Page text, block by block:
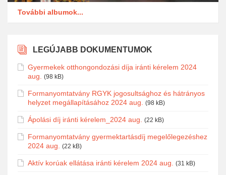
További albumok...
LEGÚJABB DOKUMENTUMOK
Gyermekek otthongondozási díja iránti kérelem 2024
aug.
(98 kB)
Formanyomtatvány RGYK jogosultsághoz és hátrányos
helyzet megállapításához 2024 aug.
(98 kB)
Ápolási díj iránti kérelem_2024 aug. (22 kB)
Formanyomtatvány gyermektartásdíj megelőlegezéshez
2024 aug.
(22 kB)
Aktív korúak ellátása iránti kérelem 2024 aug. (31 kB)